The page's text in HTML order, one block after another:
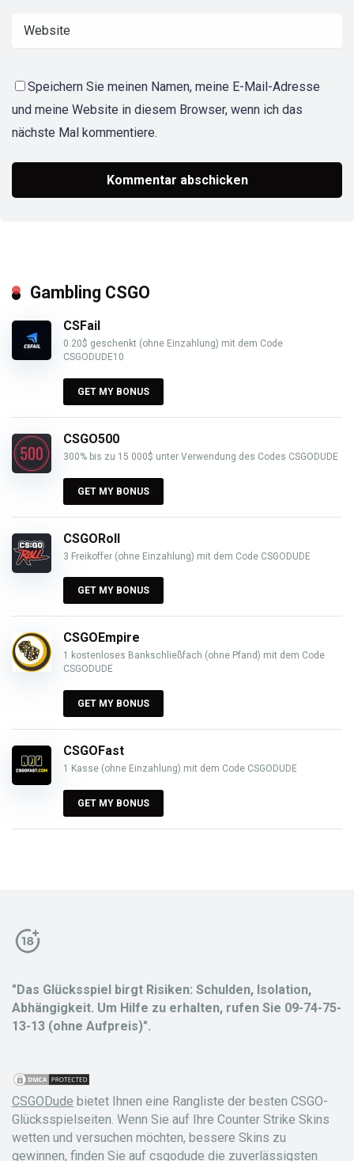
Speichern Sie meinen Namen, meine E-Mail-Adresse
und meine Website in diesem Browser, wenn ich das
nächste Mal kommentiere.
Gambling CSGO
CSFail
0.20$ geschenkt (ohne Einzahlung) mit dem Code
CSGODUDE10
GET MY BONUS
CSGO500
300% bis zu 15 000$ unter Verwendung des Codes CSGODUDE
GET MY BONUS
CSGORoll
3 Freikoffer (ohne Einzahlung) mit dem Code CSGODUDE
GET MY BONUS
CSGOEmpire
1 kostenloses Bankschließfach (ohne Pfand) mit dem Code
CSGODUDE
GET MY BONUS
CSGOFast
1 Kasse (ohne Einzahlung) mit dem Code CSGODUDE
GET MY BONUS
"Das Glücksspiel birgt Risiken: Schulden, Isolation,
Abhängigkeit. Um Hilfe zu erhalten, rufen Sie 09-74-75-
13-13 (ohne Aufpreis)".
CSGODude bietet Ihnen eine Rangliste der besten CSGO-
Glücksspielseiten. Wenn Sie auf Ihre Counter Strike Skins
wetten und versuchen möchten, bessere Skins zu
gewinnen, finden Sie auf csgodude die zuverlässigsten